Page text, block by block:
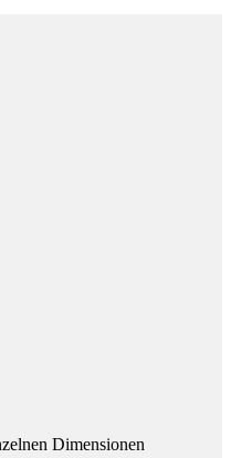
Dimensionen